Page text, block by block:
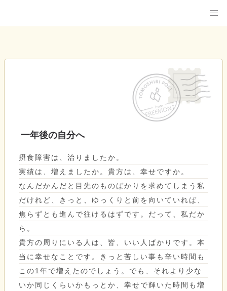
一年後の自分へ
摂食障害は、治りましたか。
実績は、増えましたか。貴方は、幸せですか。
なんだかんだと目先のものばかりを求めてしまう私
だけれど、きっと、ゆっくりと前を向いていれば、
焦らずとも進んで往けるはずです。だって、私だか
ら。
貴方の周りにいる人は、皆、いい人ばかりです。本
当に幸せなことです。きっと苦しい事も辛い時間も
この1年で増えたのでしょう。でも、それより少な
いか同じくらいかもっとか、幸せで輝いた時間も増